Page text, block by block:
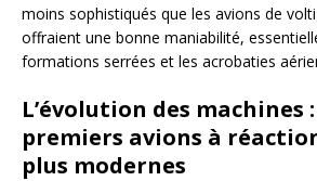
moins sophistiqués que les avions de
offraient une bonne maniabilité,
formations serrées et les acrobaties
L’évolution des machines
premiers avions à
plus modernes